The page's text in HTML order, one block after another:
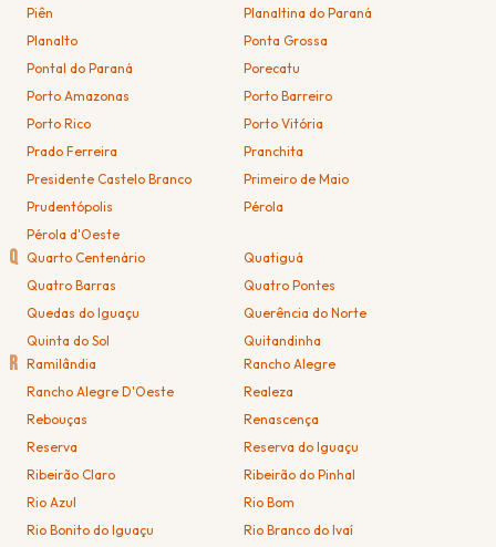
Piên
Planaltina do Paraná
Planalto
Ponta Grossa
Pontal do Paraná
Porecatu
Porto Amazonas
Porto Barreiro
Porto Rico
Porto Vitória
Prado Ferreira
Pranchita
Presidente Castelo Branco
Primeiro de Maio
Prudentópolis
Pérola
Pérola d'Oeste
Q Quarto Centenário
Quatiguá
Quatro Barras
Quatro Pontes
Quedas do Iguaçu
Querência do Norte
Quinta do Sol
Quitandinha
R Ramilândia
Rancho Alegre
Rancho Alegre D'Oeste
Realeza
Rebouças
Renascença
Reserva
Reserva do Iguaçu
Ribeirão Claro
Ribeirão do Pinhal
Rio Azul
Rio Bom
Rio Bonito do Iguaçu
Rio Branco do Ivaí